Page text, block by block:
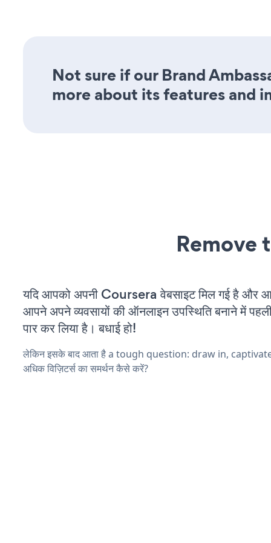
Not sure if our Brand
more about its features and
Remove
यदि आपको अपनी Coursera वेबसाइट मिल गई है और
आपने अपने व्यवसायों की ऑनलाइन उपस्थिति बनाने में
पार कर लिया है। बधाई हो!
लेकिन इसके बाद आता है a tough question: draw in,
अधिक विज़िटर्स का समर्थन कैसे करें?